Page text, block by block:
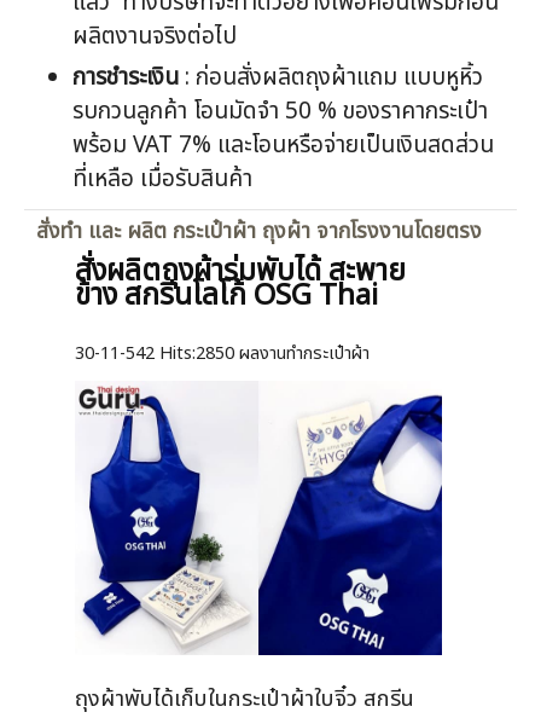
ผลิตงานจริงต่อไป
การชำระเงิน : ก่อนสั่งผลิตถุงผ้าแถม แบบหูหิ้ว
รบกวนลูกค้า โอนมัดจำ 50 % ของราคากระเป๋า
พร้อม VAT 7% และโอนหรือจ่ายเป็นเงินสดส่วน
ที่เหลือ เมื่อรับสินค้า
สั่งทำ และ ผลิต กระเป๋าผ้า ถุงผ้า จากโรงงานโดยตรง
สั่งผลิตถุงผ้าร่มพับได้ สะพาย
ข้าง สกรีนโลโก้ OSG Thai
30-11-542 Hits:2850 ผลงานทำกระเป๋าผ้า
ถุงผ้าพับได้เก็บในกระเป๋าผ้าใบจิ๋ว สกรีน